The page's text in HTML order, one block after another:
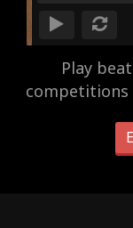
Play
competitions